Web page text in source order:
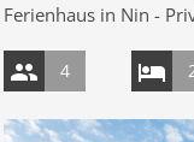
Ferienhaus in Nin -
4